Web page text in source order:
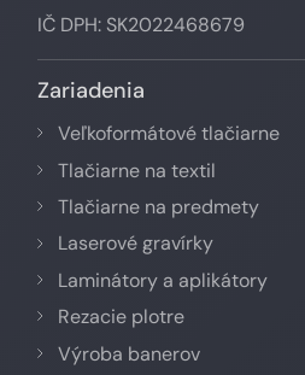
IČ DPH: SK2022468679
Zariadenia
Veľkoformátové tlačiarne
Tlačiarne na textil
Tlačiarne na predmety
Laserové gravírky
Laminátory a aplikátory
Rezacie plotre
Výroba banerov